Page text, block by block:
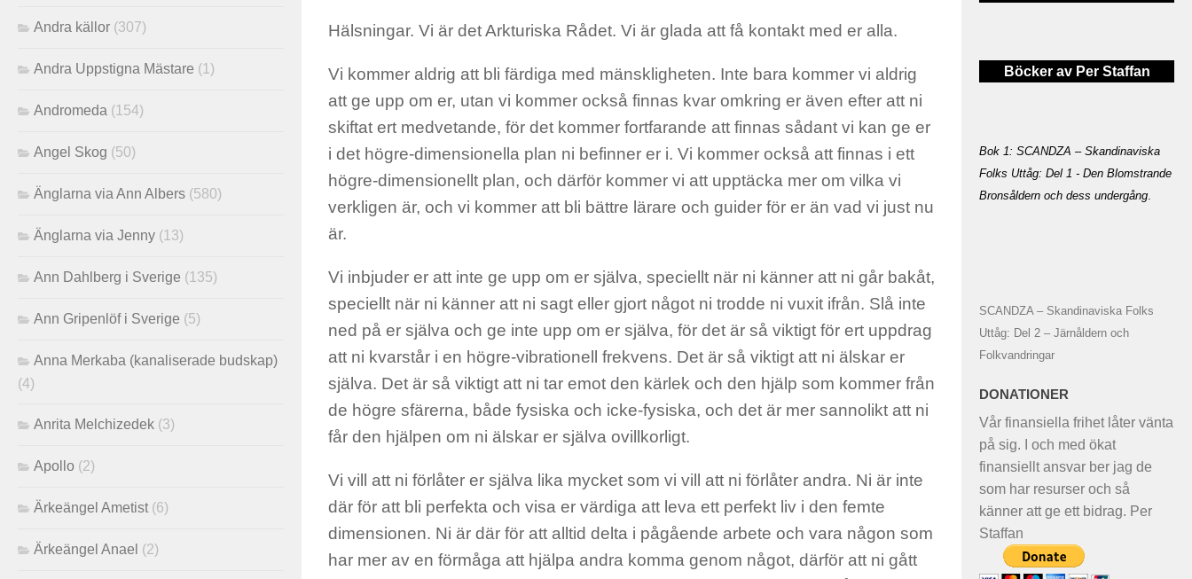
Hälsningar. Vi är det Arkturiska Rådet. Vi är glada att få kontakt med er alla.
Vi kommer aldrig att bli färdiga med mänskligheten. Inte bara kommer vi aldrig
att ge upp om er, utan vi kommer också finnas kvar omkring er även efter att ni
skiftat ert medvetande, för det kommer fortfarande att finnas sådant vi kan ge er
i det högre-dimensionella plan ni befinner er i. Vi kommer också att finnas i ett
högre-dimensionellt plan, och därför kommer vi att upptäcka mer om vilka vi
verkligen är, och vi kommer att bli bättre lärare och guider för er än vad vi just nu
är.
Vi inbjuder er att inte ge upp om er själva, speciellt när ni känner att ni går bakåt,
speciellt när ni känner att ni sagt eller gjort något ni trodde ni vuxit ifrån. Slå inte
ned på er själva och ge inte upp om er själva, för det är så viktigt för ert uppdrag
att ni kvarstår i en högre-vibrationell frekvens. Det är så viktigt att ni älskar er
själva. Det är så viktigt att ni tar emot den kärlek och den hjälp som kommer från
de högre sfärerna, både fysiska och icke-fysiska, och det är mer sannolikt att ni
får den hjälpen om ni älskar er själva ovillkorligt.
Vi vill att ni förlåter er själva lika mycket som vi vill att ni förlåter andra. Ni är inte
där för att bli perfekta och visa er värdiga att leva ett perfekt liv i den femte
dimensionen. Ni är där för att alltid delta i pågående arbete och vara någon som
har mer av en förmåga att hjälpa andra komma genom något, därför att ni gått
Andra källor (307)
Andra Uppstigna Mästare (1)
Andromeda (154)
Angel Skog (50)
Änglarna via Ann Albers (580)
Änglarna via Jenny (13)
Ann Dahlberg i Sverige (135)
Ann Gripenlöf i Sverige (5)
Anna Merkaba (kanaliserade budskap)
(4)
Anrita Melchizedek (3)
Apollo (2)
Ärkeängel Ametist (6)
Ärkeängel Anael (2)
Böcker av Per Staffan
Bok 1: SCANDZA – Skandinaviska
Folks Uttåg: Del 1 - Den Blomstrande
Bronsåldern och dess undergång.
SCANDZA – Skandinaviska Folks
Uttåg: Del 2 – Järnåldern och
Folkvandringar
DONATIONER
Vår finansiella frihet låter vänta
på sig. I och med ökat
finansiellt ansvar ber jag de
som har resurser och så
känner att ge ett bidrag. Per
Staffan